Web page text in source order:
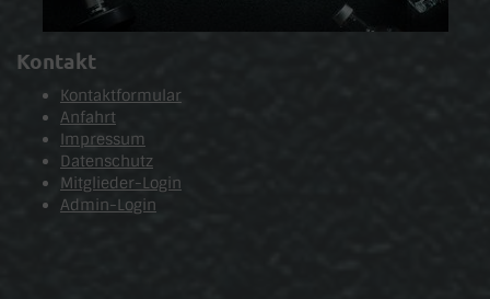
Kontakt
Kontaktformular
Anfahrt
Impressum
Datenschutz
Mitglieder-Login
Admin-Login